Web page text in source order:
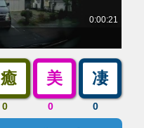
癒
0
美
0
凄
0